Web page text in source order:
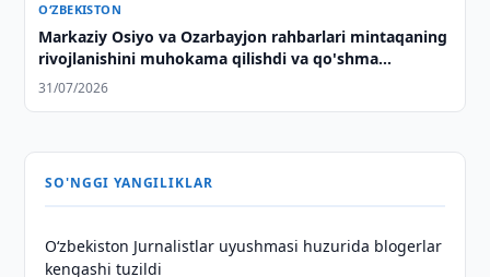
O‘ZBEKISTON
Markaziy Osiyo va Ozarbayjon rahbarlari mintaqaning
rivojlanishini muhokama qilishdi va qo'shma
deklaratsiya qabul qilishdi
31/07/2026
SO'NGGI YANGILIKLAR
O‘zbekiston Jurnalistlar uyushmasi huzurida blogerlar
kengashi tuzildi